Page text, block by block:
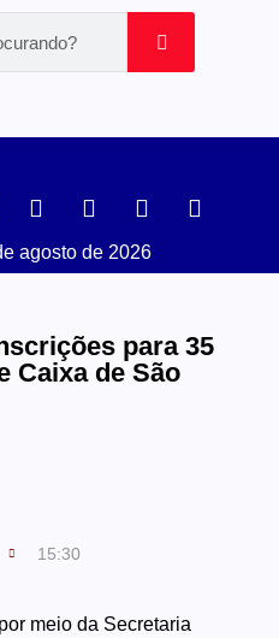
agosto de 2026
para 35
Caixa de São
15:30
meio da Secretaria